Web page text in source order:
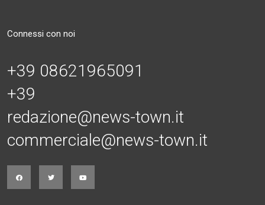
Connessi con noi
+39 08621965091
+39
redazione@news-town.it
commerciale@news-town.it